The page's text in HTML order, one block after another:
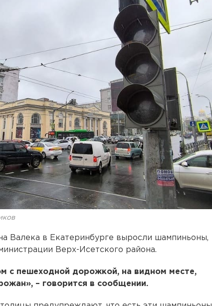
Валека в Екатеринбурге выросли шампиньоны,
Верх-Исетского района.
с пешеходной дорожкой, на видном месте,
– говорится в сообщении.